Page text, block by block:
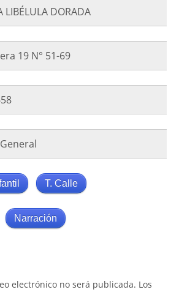
LIBÉLULA DORADA
19 N° 51-69
T. Calle
Narración
electrónico no será publicada. Los